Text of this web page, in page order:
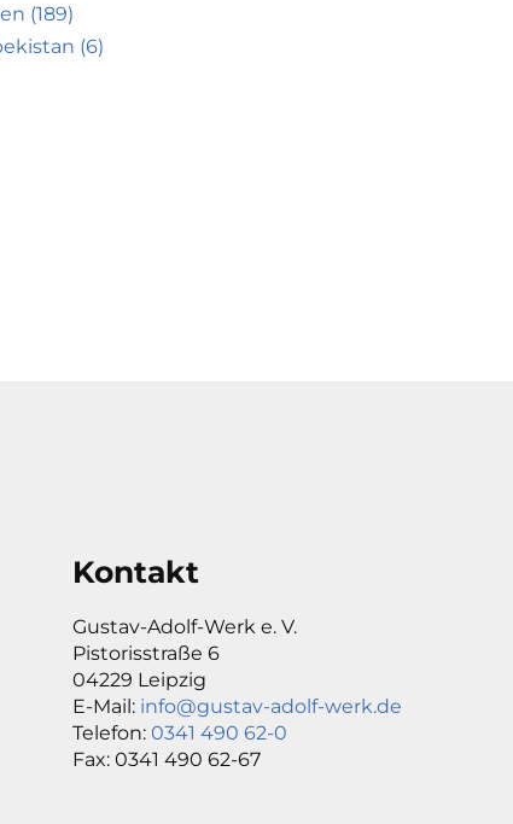
(189)
(6)
Kontakt
Gustav-Adolf-Werk e. V.
Pistorisstraße 6
04229 Leipzig
E-Mail: info@gustav-adolf-werk.de
Telefon: 0341 490 62-0
Fax: 0341 490 62-67